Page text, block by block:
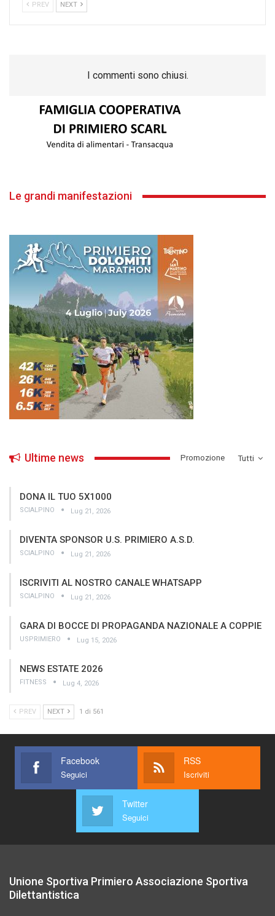
PREV NEXT
I commenti sono chiusi.
Le grandi manifestazioni
Tutti
Ultime news ­Promozione
DONA IL TUO 5X1000
SCIALPINO Lug 21, 2026
DIVENTA SPONSOR U.S. PRIMIERO A.S.D.
SCIALPINO Lug 21, 2026
ISCRIVITI AL NOSTRO CANALE WHATSAPP
SCIALPINO Lug 21, 2026
GARA DI BOCCE DI PROPAGANDA NAZIONALE A COPPIE
USPRIMIERO Lug 15, 2026
NEWS ESTATE 2026
FITNESS Lug 4, 2026
PREV NEXT 1 di 561
Facebook
Seguici
RSS
Iscriviti
Twitter
Seguici
Unione Sportiva Primiero Associazione Sportiva
Dilettantistica